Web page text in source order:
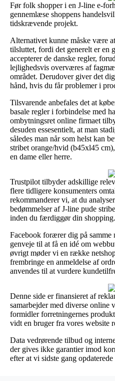
Før folk shopper i en J-line e-
gennemlæse shoppens
tidskrævende projekt.
Alternativet kunne måske være
tilsluttet, fordi det generelt er en
accepterer de danske regler,
lejlighedsvis overværes af
området. Derudover giver det
hånd, hvis du får problemer i
Tilsvarende anbefales det at
basale regler i forbindelse med
ombytningsret online firmaet
desuden essesentielt, at man
således man når som helst kan
stribet orange/hvid (b45xl45
en dame eller herre.
Trustpilot tilbyder adskillige
flere tidligere konsumenters
rekommanderer vi, at du
bedømmelser af J-line pude
inden du færdiggør din shopping.
Facebook forærer dig på
genveje til at få en idé om
øvrigt møder vi en række
frembringe en anmeldelse af
anvendes til at vurdere
Denne side er finansieret af
samarbejder med diverse online
formidler forretningernes
vidt en bruger fra vores website
Data vedrørende tilbud og
der gives ikke garantier imod
efter at vi sidste gang